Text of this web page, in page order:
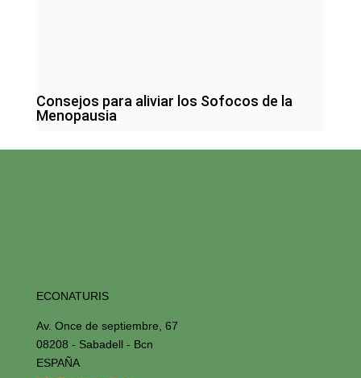
Consejos para aliviar los Sofocos de la
Menopausia
ECONATURIS
Av. Once de septiembre, 67
08208 - Sabadell - Bcn
ESPAÑA